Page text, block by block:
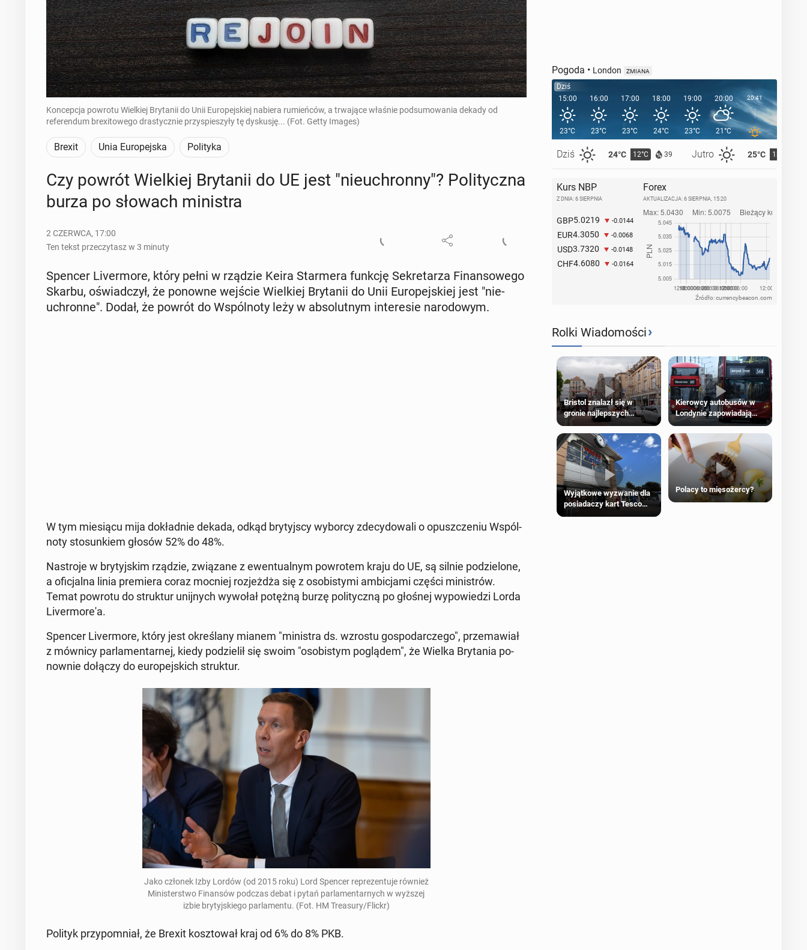
Koncepcja powrotu Wielkiej Brytanii do Unii Europejskiej nabiera rumieńców, a trwające właśnie podsumowania dekady od
referendum brexitowego drastycznie przyspieszyły tę dyskusję... (Fot. Getty Images)
Brexit Unia Europejska Polityka
Czy powrót Wiel­kiej Bry­ta­nii do UE jest "nie­uchron­ny"? Po­li­tycz­na
burza po słowach mi­ni­stra
2 CZERWCA, 17:00
Ten tekst przeczytasz w 3 minuty
Spencer Li­ver­mo­re, który pełni w rządzie Keira Star­me­ra funkcję Se­kre­ta­rza Fi­nan­so­we­go
Skarbu, oświad­czył, że ponowne wejście Wiel­kiej Bry­ta­nii do Unii Eu­ro­pej­skiej jest "nie­
uchron­ne". Dodał, że powrót do Wspól­no­ty leży w ab­so­lut­nym in­te­re­sie na­ro­do­wym.
W tym mie­sią­cu mija do­kład­nie dekada, odkąd bry­tyj­scy wyborcy zde­cy­do­wa­li o opusz­cze­niu Wspól­
no­ty sto­sun­kiem głosów 52% do 48%.
Na­stro­je w bry­tyj­skim rządzie, zwią­za­ne z ewen­tu­al­nym po­wro­tem kraju do UE, są silnie po­dzie­lo­ne,
a ofi­cjal­na linia pre­mie­ra coraz mocniej roz­jeż­dża się z oso­bi­sty­mi am­bi­cja­mi części mi­ni­strów.
Temat powrotu do struk­tur unij­nych wywołał potężną burzę po­li­tycz­ną po głośnej wy­po­wie­dzi Lorda
Li­ver­mo­re­'a.
Spencer Li­ver­mo­re, który jest okre­śla­ny mianem "mi­ni­stra ds. wzrostu go­spo­dar­cze­go", prze­ma­wiał
z mównicy par­la­men­tar­nej, kiedy po­dzie­lił się swoim "oso­bi­stym po­glą­dem", że Wielka Bry­ta­nia po­
now­nie dołączy do eu­ro­pej­skich struk­tur.
Jako członek Izby Lordów (od 2015 roku) Lord Spencer re­pre­zen­tu­je również
Mi­ni­ster­stwo Fi­nan­sów podczas debat i pytań par­la­men­tar­nych w wyższej
izbie bry­tyj­skie­go par­la­men­tu. (Fot. HM Tre­asu­ry/Flickr)
Polityk przy­po­mniał, że Brexit kosz­to­wał kraj od 6% do 8% PKB.
Pogoda • London ZMIANA
Dziś
15:00
23°C
Dziś 24°C 12°C 39 Jutro 25°C 13°C
16:00
23°C
17:00
23°C
18:00
24°C
19:00
23°C
20:00
21°C
20:41 21:00
Kurs NBP
Z DNIA: 6 SIERPNIA
GBP5.0219 -0.0144
EUR4.3050 -0.0068
USD3.7320 -0.0148
CHF4.6080 -0.0164
Forex
AKTUALIZACJA: 6 SIERPNIA, 15:20
Źródło: currencybeacon.com
Rolki Wiadomości›
Bristol znalazł się w
gronie najlepszych
kierunków podróży na
świecie
Kierowcy autobusów w
Londynie zapowiadają
strajki
Wyjątkowe wyzwanie dla
posiadaczy kart Tesco
Clubcard!
Polacy to mięsożercy?